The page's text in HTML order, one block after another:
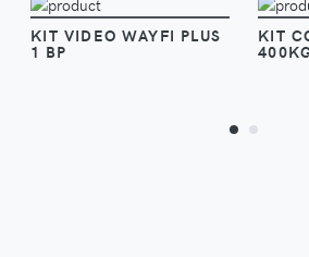
KIT VIDEO WAYFI PLUS
1 BP
KIT